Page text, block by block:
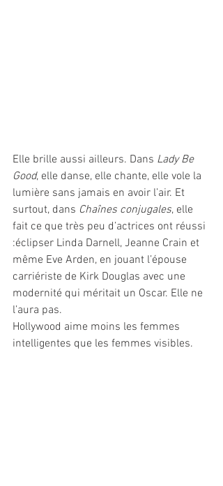
Elle brille aussi ailleurs. Dans Lady Be
Good, elle danse, elle chante, elle vole la
lumière sans jamais en avoir l’air. Et
surtout, dans Chaînes conjugales, elle
fait ce que très peu d’actrices ont réussi
:éclipser Linda Darnell, Jeanne Crain et
même Eve Arden, en jouant l’épouse
carriériste de Kirk Douglas avec une
modernité qui méritait un Oscar. Elle ne
l’aura pas.
Hollywood aime moins les femmes
intelligentes que les femmes visibles.